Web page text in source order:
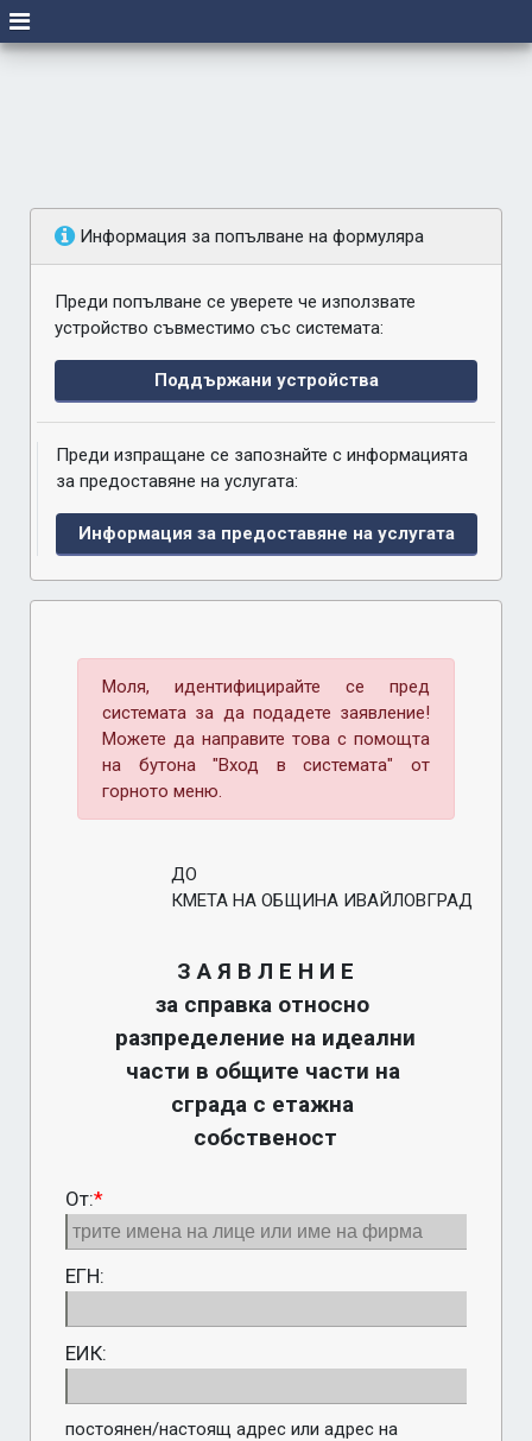
Информация за попълване на формуляра
Преди попълване се уверете че използвате
устройство съвместимо със системата:
Поддържани устройства
Преди изпращане се запознайте с информацията
за предоставяне на услугата:
Информация за предоставяне на услугата
Моля, идентифицирайте се пред
системата за да подадете заявление!
Можете да направите това с помощта
на бутона "Вход в системата" от
горното меню.
ДО
КМЕТА НА ОБЩИНА ИВАЙЛОВГРАД
З А Я В Л Е Н И Е
за справка относно
разпределение на идеални
части в общите части на
сграда с етажна
собственост
От:*
ЕГН:
ЕИК:
постоянен/настоящ адрес или адрес на